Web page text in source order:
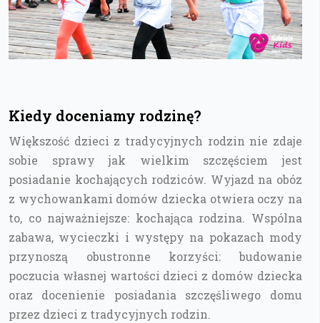
Kiedy doceniamy rodzinę?
Większość dzieci z tradycyjnych rodzin nie zdaje
sobie sprawy jak wielkim szczęściem jest
posiadanie kochających rodziców. Wyjazd na obóz
z wychowankami domów dziecka otwiera oczy na
to, co najważniejsze: kochająca rodzina. Wspólna
zabawa, wycieczki i występy na pokazach mody
przynoszą obustronne korzyści: budowanie
poczucia własnej wartości dzieci z domów dziecka
oraz docenienie posiadania szczęśliwego domu
przez dzieci z tradycyjnych rodzin.